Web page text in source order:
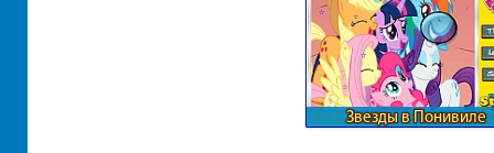
Звезды в Понивиле